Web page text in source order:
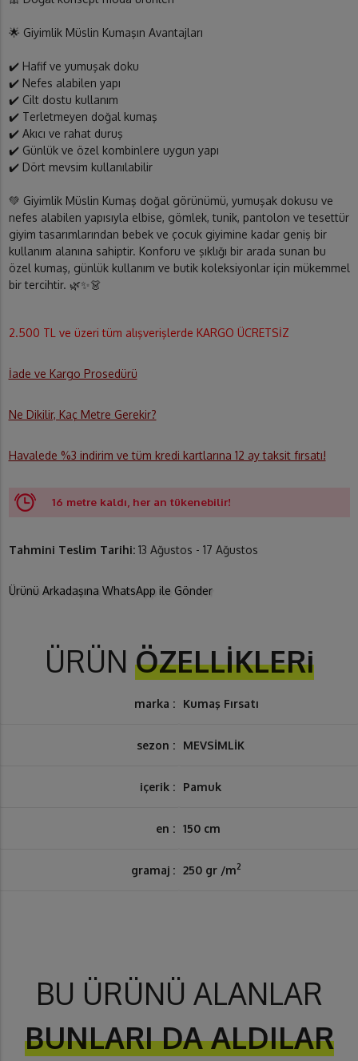
🌟 Giyimlik Müslin Kumaşın Avantajları
✔️ Hafif ve yumuşak doku
✔️ Nefes alabilen yapı
✔️ Cilt dostu kullanım
✔️ Terletmeyen doğal kumaş
✔️ Akıcı ve rahat duruş
✔️ Günlük ve özel kombinlere uygun yapı
✔️ Dört mevsim kullanılabilir
💚 Giyimlik Müslin Kumaş doğal görünümü, yumuşak dokusu ve
nefes alabilen yapısıyla elbise, gömlek, tunik, pantolon ve tesettür
giyim tasarımlarından bebek ve çocuk giyimine kadar geniş bir
kullanım alanına sahiptir. Konforu ve şıklığı bir arada sunan bu
özel kumaş, günlük kullanım ve butik koleksiyonlar için mükemmel
bir tercihtir. 🌿✨👗
2.500 TL ve üzeri tüm alışverişlerde KARGO ÜCRETSİZ
İade ve Kargo Prosedürü
Ne Dikilir, Kaç Metre Gerekir?
Havalede %3 indirim ve tüm kredi kartlarına 12 ay taksit fırsatı!
16 metre kaldı, her an tükenebilir!
Tahmini Teslim Tarihi: 13 Ağustos - 17 Ağustos
Ürünü Arkadaşına WhatsApp ile Gönder
ÜRÜN ÖZELLİKLERi
marka : Kumaş Fırsatı
sezon : MEVSİMLİK
içerik : Pamuk
en : 150 cm
gramaj : 250 gr /m2
BU ÜRÜNÜ ALANLAR
BUNLARI DA ALDILAR